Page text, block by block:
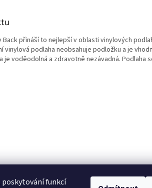
poskytování funkcí
Back přináší to nejlepší v oblasti vinylových
vinylová podlaha neobsahuje podložku a je
je voděodolná a zdravotně nezávadná. Podlaha